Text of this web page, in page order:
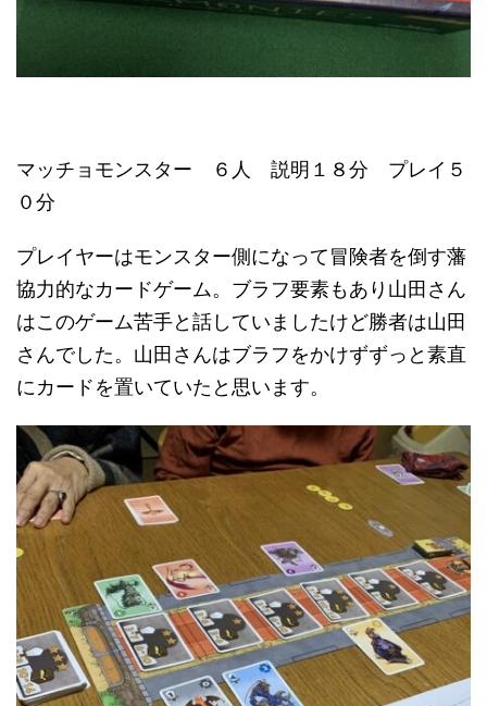
マッチョモンスター ６人 説明１８分 プレイ５
０分
プレイヤーはモンスター側になって冒険者を倒す藩
協力的なカードゲーム。ブラフ要素もあり山田さん
はこのゲーム苦手と話していましたけど勝者は山田
さんでした。山田さんはブラフをかけずずっと素直
にカードを置いていたと思います。